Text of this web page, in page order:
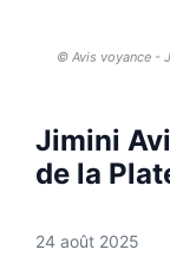
© Avis voyance -
Jimini
de la
24 août 2025